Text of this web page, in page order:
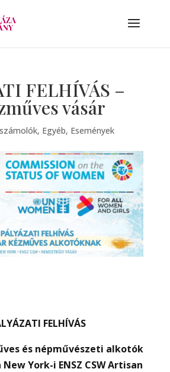
FELHÍVÁS –
vásár
, Egyéb, Események
FELHÍVÁS
és népművészeti alkotók
York-i ENSZ CSW Artisan